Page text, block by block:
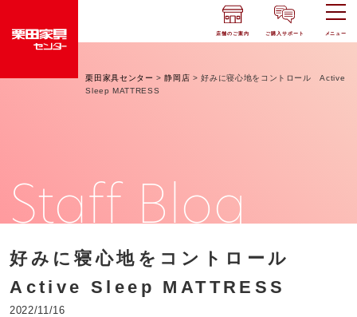
店舗のご案内 ご購入サポート メニュー
栗田家具センター >静岡店 >好みに寝心地をコントロール Active
Sleep MATTRESS
Staff Blog
好みに寝心地をコントロール
Active Sleep MATTRESS
2022/11/16